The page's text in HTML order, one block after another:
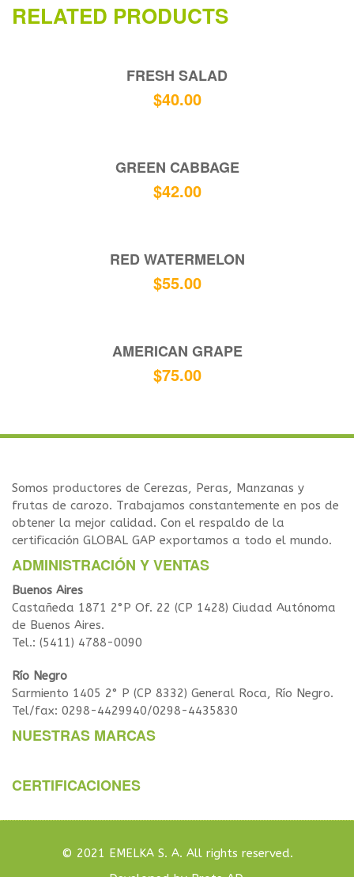
RELATED PRODUCTS
FRESH SALAD
$40.00
GREEN CABBAGE
$42.00
RED WATERMELON
$55.00
AMERICAN GRAPE
$75.00
Somos productores de Cerezas, Peras, Manzanas y
frutas de carozo. Trabajamos constantemente en pos de
obtener la mejor calidad. Con el respaldo de la
certificación GLOBAL GAP exportamos a todo el mundo.
ADMINISTRACIÓN Y VENTAS
Buenos Aires
Castañeda 1871 2°P Of. 22 (CP 1428) Ciudad Autónoma
de Buenos Aires.
Tel.: (5411) 4788-0090
Río Negro
Sarmiento 1405 2° P (CP 8332) General Roca, Río Negro.
Tel/fax: 0298-4429940/0298-4435830
NUESTRAS MARCAS
CERTIFICACIONES
© 2021 EMELKA S. A. All rights reserved.